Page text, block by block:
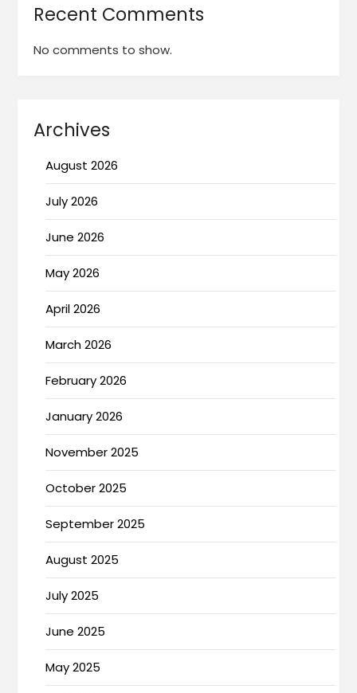
Recent Comments
No comments to show.
Archives
August 2026
July 2026
June 2026
May 2026
April 2026
March 2026
February 2026
January 2026
November 2025
October 2025
September 2025
August 2025
July 2025
June 2025
May 2025